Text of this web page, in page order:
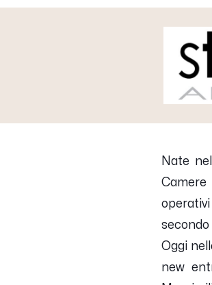
Nate
secondo
Oggi
new